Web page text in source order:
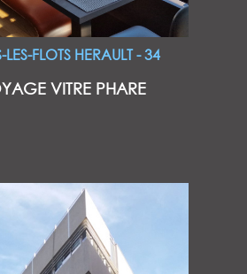
FLOTS HERAULT - 34
VITRE PHARE